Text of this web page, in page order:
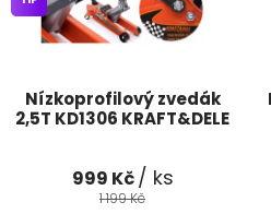
Nízkoprofilový zvedák
2,5T KD1306 KRAFT&DELE
999 Kč/ ks
1 199 Kč